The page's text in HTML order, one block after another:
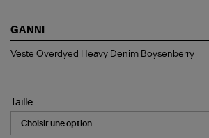
GANNI
Veste
Boysenberry
Veste Overdyed Heavy Denim Boysenberry
Taille